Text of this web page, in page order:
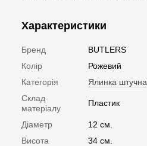
Характеристики
Бренд
BUTLERS
Колір
Рожевий
Категорія
Ялинка штучна
Склад
матеріалу
Пластик
Діаметр
12 см.
Висота
34 см.